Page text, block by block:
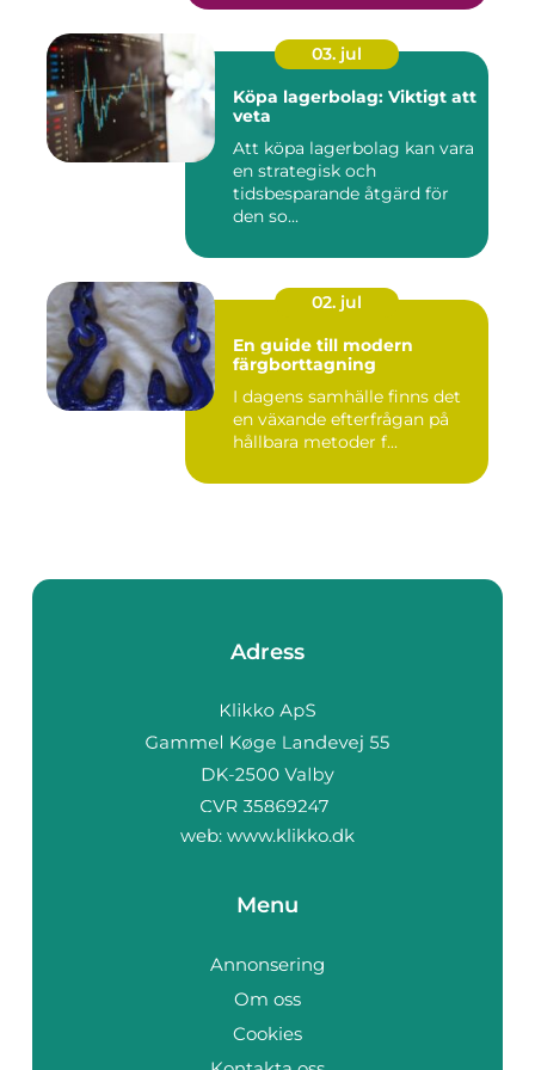
03. jul
Köpa lagerbolag: Viktigt att
veta
Att köpa lagerbolag kan vara
en strategisk och
tidsbesparande åtgärd för
den so...
02. jul
En guide till modern
färgborttagning
I dagens samhälle finns det
en växande efterfrågan på
hållbara metoder f...
Adress
web: www.klikko.dk
Menu
Annonsering
Om oss
Cookies